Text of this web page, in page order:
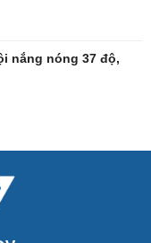
sống khỏe
- Điện ảnh
nắng nóng 37 độ,